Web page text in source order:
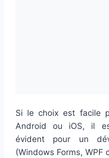
Si le choix est facile
Android ou iOS, il
évident pour un
(Windows Forms, WPF